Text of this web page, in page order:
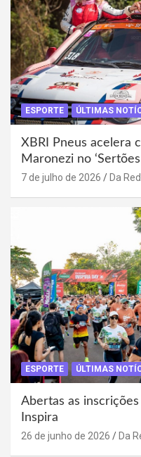
ESPORTE ÚLTIMAS
XBRI Pneus acelera
Maronezi no ‘Sertões
7 de julho de 2026 Da
ESPORTE ÚLTIMAS
Abertas as
Inspira
26 de junho de 2026 Da